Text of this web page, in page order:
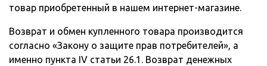
товар приобретенный в нашем интернет-магазине.
Возврат и обмен купленного товара производится
согласно «Закону о защите прав потребителей», а
именно пункта IV статьи 26.1. Возврат денежных